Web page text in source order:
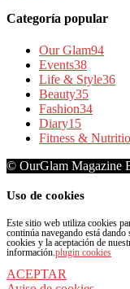
Categoría popular
Our Glam94
Events38
Life & Style36
Beauty35
Fashion34
Diary15
Fitness &
© OurGlam Magazine
Uso de cookies
Este sitio web utiliza cookies
continúa navegando está
cookies y la aceptación de
información.plugin cookies
ACEPTAR